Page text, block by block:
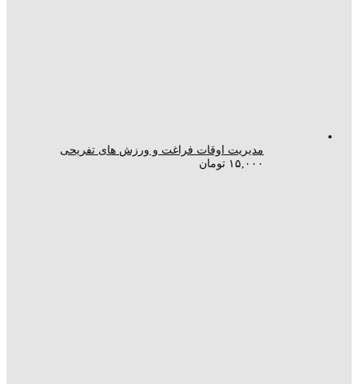
مدیریت اوقات فراغت و ورزش های تفریحی
۱۵,۰۰۰ تومان